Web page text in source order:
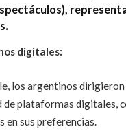
digitales:
los argentinos dirigieron
de plataformas digitales,
en sus preferencias.